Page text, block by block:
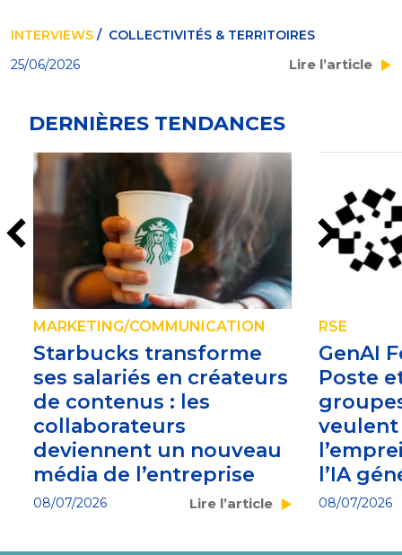
25/06/2026
INTERVIEWS / COLLECTIVITÉS & TERRITOIRES
Lire l’article
DERNIÈRES TENDANCES
MARKETING/COMMUNICATION
Starbucks transforme
ses salariés en créateurs
de contenus : les
collaborateurs
deviennent un nouveau
média de l’entreprise
08/07/2026 Lire l’article
RSE
GenAI
Poste
l’IA
08/07/2026